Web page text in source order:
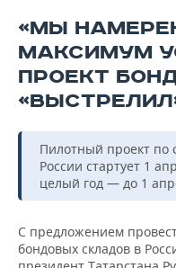
«МЫ
МАКСИМУМ
ПРОЕКТ
Пилотный проект по
России стартует 1
целый год — до 1
С предложением
бондовых складов в